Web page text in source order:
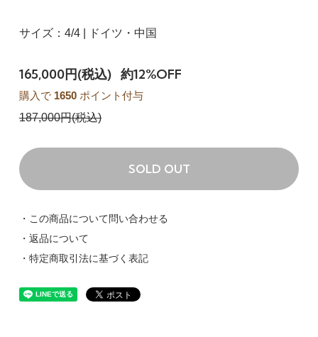
サイズ：4/4 | ドイツ・中国
165,000円(税込) 約12%OFF
購入で 1650ポイント付与
187,000円(税込)
SOLD OUT
・この商品について問い合わせる
・返品について
・特定商取引法に基づく表記